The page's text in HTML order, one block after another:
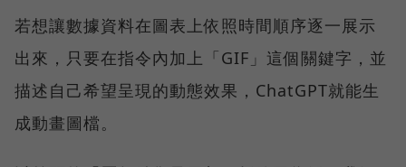
若想讓數據資料在圖表上依照時間順序逐一展示
出來，只要在指令內加上「GIF」這個關鍵字，並
描述自己希望呈現的動態效果，ChatGPT就能生
成動畫圖檔。